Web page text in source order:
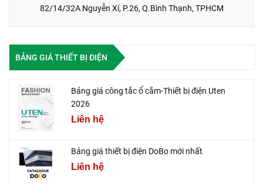
82/14/32A Nguyễn Xí, P.26, Q.Bình Thạnh, TPHCM
BẢNG GIÁ THIẾT BỊ ĐIỆN
Bảng giá công tắc ổ cắm-Thiết bị điện Uten
2026
Liên hệ
Bảng giá thiết bị điện DoBo mới nhất
Liên hệ